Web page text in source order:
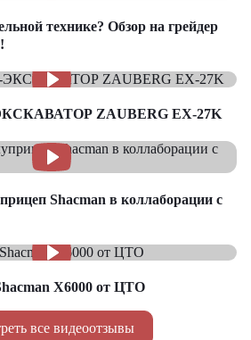
все видеоотзывы
технике? Обзор на грейдер
ZAUBERG EX-27K
Shacman в коллаборации с
Х6000 от ЦТО